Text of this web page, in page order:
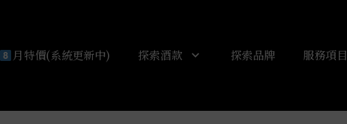
月特價(系統更新中) 探索酒款 探索品牌 服務項目